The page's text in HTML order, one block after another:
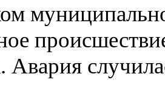
Авария